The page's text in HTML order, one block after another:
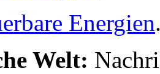
Energien
Welt: